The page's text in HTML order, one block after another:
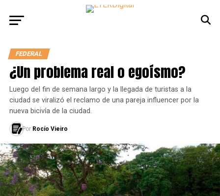
FEDERAL
¿Un problema real o egoísmo?
Luego del fin de semana largo y la llegada de turistas a la
ciudad se viralizó el reclamo de una pareja influencer por la
nueva bicivía de la ciudad.
Por Rocío Vieiro